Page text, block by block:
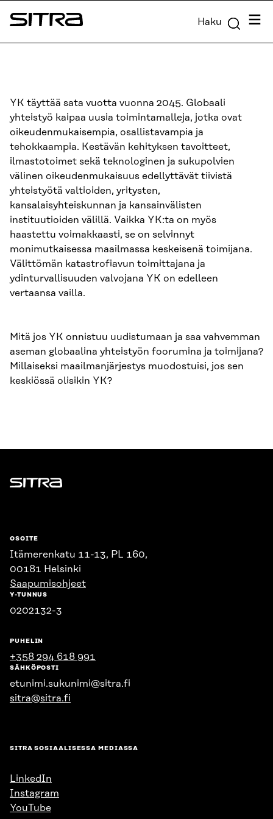
Siirry
suoraan
Sitra Haku
YK täyttää sata vuotta vuonna 2045. Globaali
yhteistyö kaipaa uusia toimintamalleja, jotka ovat
oikeudenmukaisempia, osallistavampia ja
tehokkaampia. Kestävän kehityksen tavoitteet,
ilmastotoimet sekä teknologinen ja sukupolvien
välinen oikeudenmukaisuus edellyttävät tiivistä
yhteistyötä valtioiden, yritysten,
kansalaisyhteiskunnan ja kansainvälisten
instituutioiden välillä. Vaikka YK:ta on myös
haastettu voimakkaasti, se on selvinnyt
monimutkaisessa maailmassa keskeisenä toimijana.
Välittömän katastrofiavun toimittajana ja
ydinturvallisuuden valvojana YK on edelleen
vertaansa vailla.
Mitä jos YK onnistuu uudistumaan ja saa vahvemman
aseman globaalina yhteistyön foorumina ja toimijana?
Millaiseksi maailmanjärjestys muodostuisi, jos sen
keskiössä olisikin YK?
Sitra
OSOITE
Itämerenkatu 11-13, PL 160,
00181 Helsinki
Saapumisohjeet
Y-TUNNUS
0202132-3
PUHELIN
+358 294 618 991
SÄHKÖPOSTI
etunimi.sukunimi@sitra.fi
sitra@sitra.fi
SITRA SOSIAALISESSA MEDIASSA
LinkedIn
Instagram
YouTube